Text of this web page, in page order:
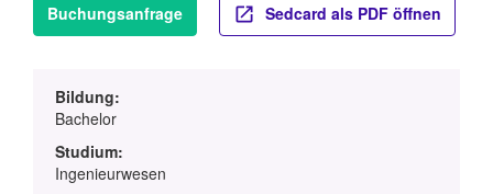
Buchungsanfrage Sedcard als PDF öffnen
Bildung:
Bachelor
Studium:
Ingenieurwesen